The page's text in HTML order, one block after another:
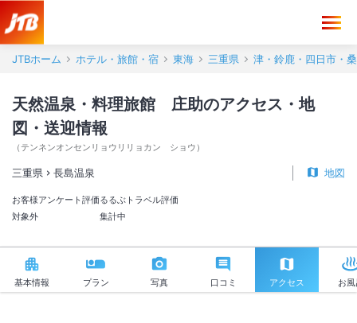
JTBホーム ホテル・旅館・宿 東海 三重県 津・鈴鹿・四日市・
天然温泉・料理旅館 庄助のアクセス・地
図・送迎情報
（テンネンオンセンリョウリリョカン ショウ ）
三重県 長島温泉 地図
お客様アンケート評価
対象外
るるぶトラベル評価
集計中
基本情報 プラン 写真 口コミ アクセス お